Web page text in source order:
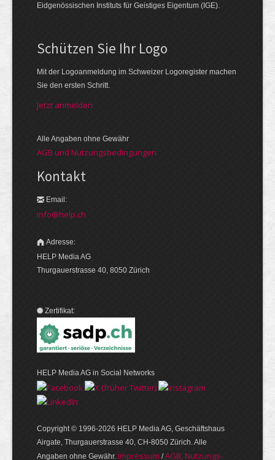
Eidgenössischen Instituts für Geistiges Eigentum (IGE).
Schützen Sie Ihr Logo
Mit der Logo­an­meldung im Schweizer Logo­register machen
Sie den ersten Schritt.
Jetzt anmelden
Alle Angaben ohne Gewähr
AGB und Nutzungsbedingungen
Kontakt
Email:
info@help.ch
Adresse:
HELP Media AG
Thurgauerstrasse 40, 8050 Zürich
Zertifikat:
HELP Media AG in Social Networks
Copyright © 1996-2026 HELP Media AG, Geschäftshaus
Airgate, Thurgauer­strasse 40, CH-8050 Zürich. Alle
Angaben ohne Gewähr. Im­pres­sum /AGB, Nut­zungs­